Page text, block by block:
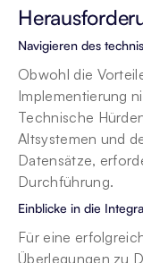
Navigieren des
Obwohl die
Implementierung
Technische
Altsystemen und
Datensätze,
Durchführung.
Einblicke in die
Für eine
Überlegungen zu